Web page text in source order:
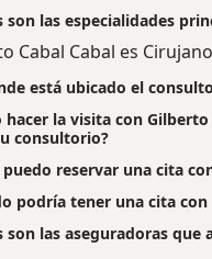
son las especialidades
Cabal Cabal es
está ubicado el
hacer la visita con
consultorio?
puedo reservar una cita
podría tener una cita con
son las aseguradoras que